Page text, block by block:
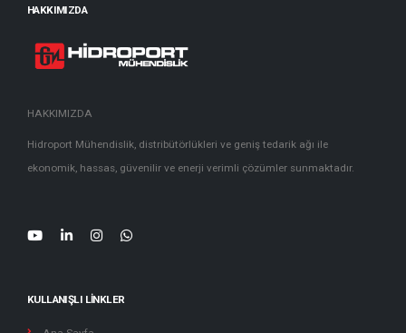
HAKKIMIZDA
HAKKIMIZDA
Hidroport Mühendislik, distribütörlükleri ve geniş tedarik ağı ile
ekonomik, hassas, güvenilir ve enerji verimli çözümler sunmaktadır.
KULLANIŞLI LINKLER